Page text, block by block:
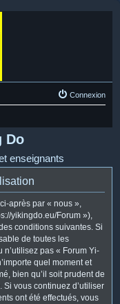
Connexion
Do
enseignants
après par « nous »,
yikingdo.eu/Forum »),
conditions suivantes. Si
de toutes les
n’utilisez pas « Forum Yi-
quel moment et
bien qu’il soit prudent de
vous continuez d’utiliser
ont été effectués, vous